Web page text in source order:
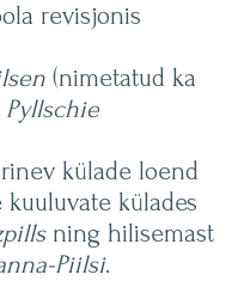
revisjonis
(nimetatud ka
Pyllschie
külade loend
külades
ning hilisemast
Piilsi.